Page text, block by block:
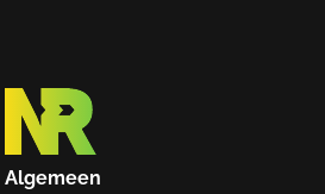
Algemeen